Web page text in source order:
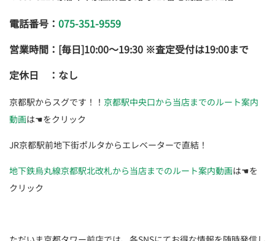
電話番号： 075-351-9559
営業時間：[毎日]10:00～19:30 ※査定受付は19:00まで
定休日 ：なし
京都駅からスグです！！ 京都駅中央口から当店までのルート案内
動画は☚をクリック
JR京都駅前地下街ポルタからエレベーターで直結！
地下鉄烏丸線京都駅北改札から当店までのルート案内動画は☚を
クリック